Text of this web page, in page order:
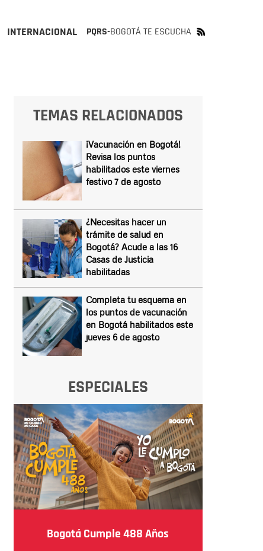
INTERNACIONAL PQRS-BOGOTÁ TE ESCUCHA
TEMAS RELACIONADOS
¡Vacunación en Bogotá!
Revisa los puntos
habilitados este viernes
festivo 7 de agosto
¿Necesitas hacer un
trámite de salud en
Bogotá? Acude a las 16
Casas de Justicia
habilitadas
Completa tu esquema en
los puntos de vacunación
en Bogotá habilitados este
jueves 6 de agosto
ESPECIALES
Bogotá Cumple 488 Años